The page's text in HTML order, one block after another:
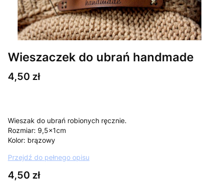
Wieszaczek do ubrań handmade
Cena
4,50 zł
Wieszak do ubrań robionych ręcznie.
Rozmiar: 9,5x1cm
Kolor: brązowy
Przejdź do pełnego opisu
Cena
4,50 zł